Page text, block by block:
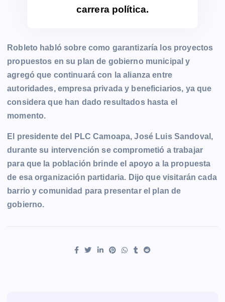
carrera política.
Robleto habló sobre como garantizaría los proyectos
propuestos en su plan de gobierno municipal y
agregó que continuará con la alianza entre
autoridades, empresa privada y beneficiarios, ya que
considera que han dado resultados hasta el
momento.
El presidente del PLC Camoapa, José Luis Sandoval,
durante su intervención se comprometió a trabajar
para que la población brinde el apoyo a la propuesta
de esa organización partidaria. Dijo que visitarán cada
barrio y comunidad para presentar el plan de
gobierno.